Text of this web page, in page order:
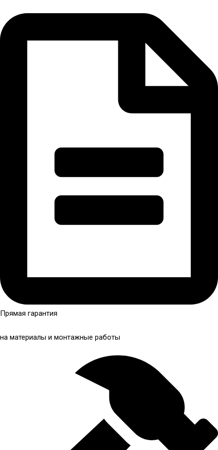
Прямая гарантия
на материалы и монтажные работы